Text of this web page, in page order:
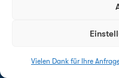
Vielen Dank für Ihre
Abzug des
Antwort